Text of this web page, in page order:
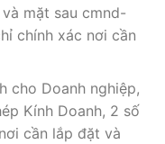
mặt sau cmnd-
chính xác nơi cần
cho Doanh nghiệp,
Kính Doanh, 2 số
cần lắp đặt và